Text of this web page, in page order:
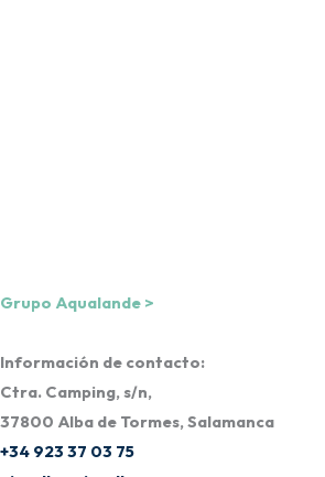
Grupo Aqualande >
Información de contacto:
Ctra. Camping, s/n,
37800 Alba de Tormes, Salamanca
+34 923 37 03 75